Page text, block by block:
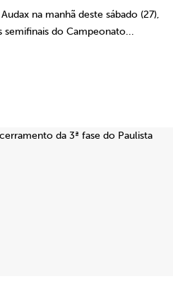
na manhã deste sábado (27),
semifinais do Campeonato...